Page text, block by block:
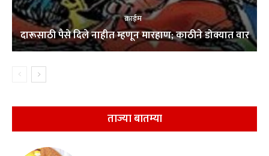
क्राईम
दारूसाठी पैसे दिले नाहीत म्हणून मारहाण; काठीने डोक्यात वार
ताज्या बातम्या